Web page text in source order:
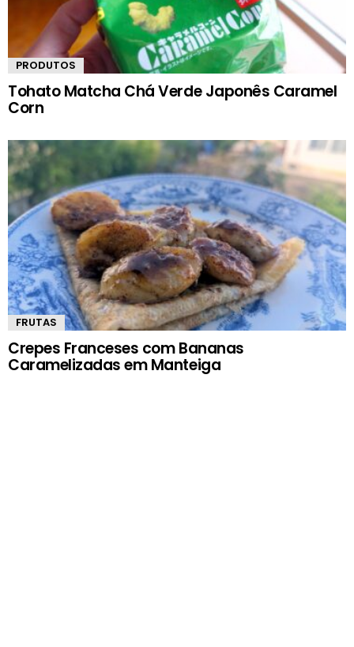
PRODUTOS
Tohato Matcha Chá Verde Japonês Caramel
Corn
FRUTAS
Crepes Franceses com Bananas
Caramelizadas em Manteiga